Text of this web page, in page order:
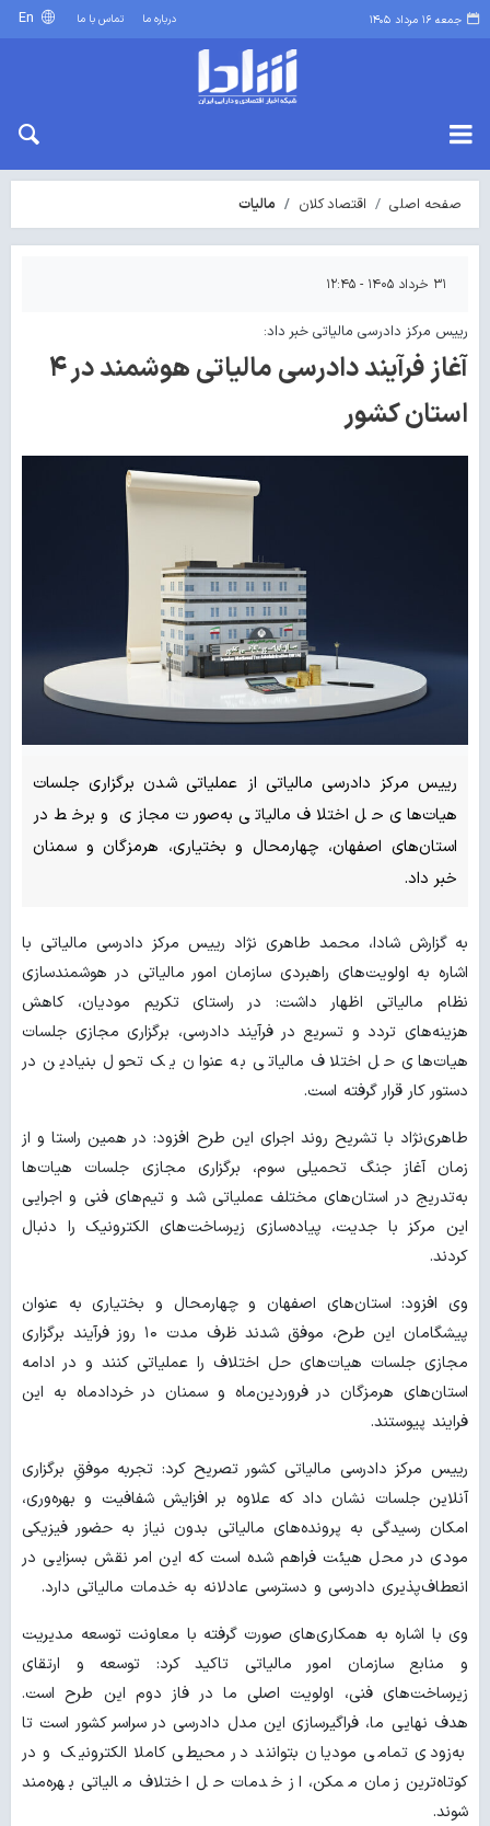
جمعه ۱۶ مرداد ۱۴۰۵ درباره ما تماس با ما
صفحه اصلی اقتصاد کلان مالیات
۳۱ خرداد ۱۴۰۵ - ۱۲:۴۵
رییس مرکز دادرسی مالیاتی خبر داد:
آغاز فرآیند دادرسی مالیاتی هوشمند در ۴
استان کشور
رییس مرکز دادرسی مالیاتی از عملیاتی شدن برگزاری جلسات
هیات‌های حل اختلاف مالیاتی به‌صورت مجازی و برخط در
استان‌های اصفهان، چهارمحال و بختیاری، هرمزگان و سمنان
خبر داد.
به گزارش شادا، محمد طاهری نژاد رییس مرکز دادرسی مالیاتی با
اشاره به اولویت‌های راهبردی سازمان امور مالیاتی در هوشمندسازی
نظام مالیاتی اظهار داشت: در راستای تکریم مودیان، کاهش
هزینه‌های تردد و تسریع در فرآیند دادرسی، برگزاری مجازی جلسات
هیات‌های حل اختلاف مالیاتی به عنوان یک تحول بنیادین در
دستور کار قرار گرفته است.
طاهری‌نژاد با تشریح روند اجرای این طرح افزود: در همین راستا و از
زمان آغاز جنگ تحمیلی سوم، برگزاری مجازی جلسات هیات‌ها
به‌تدریج در استان‌های مختلف عملیاتی شد و تیم‌های فنی و اجرایی
این مرکز با جدیت، پیاده‌سازی زیرساخت‌های الکترونیک را دنبال
کردند.
وی افزود: استان‌های اصفهان و چهارمحال و بختیاری به عنوان
پیشگامان این طرح، موفق شدند ظرف مدت ۱۰ روز فرآیند برگزاری
مجازی جلسات هیات‌های حل اختلاف را عملیاتی کنند و در ادامه
استان‌های هرمزگان در فروردین‌ماه و سمنان در خردادماه به این
فرایند پیوستند.
رییس مرکز دادرسی مالیاتی کشور تصریح کرد: تجربه موفقِ برگزاری
آنلاین جلسات نشان داد که علاوه بر افزایش شفافیت و بهره‌وری،
امکان رسیدگی به پرونده‌های مالیاتی بدون نیاز به حضور فیزیکی
مودی در محل هیئت فراهم شده است که این امر نقش بسزایی در
انعطاف‌پذیری دادرسی و دسترسی عادلانه به خدمات مالیاتی دارد.
وی با اشاره به همکاری‌های صورت گرفته با معاونت توسعه مدیریت
و منابع سازمان امور مالیاتی تاکید کرد: توسعه و ارتقای
زیرساخت‌های فنی، اولویت اصلی ما در فاز دوم این طرح است.
هدف نهایی ما، فراگیرسازی این مدل دادرسی در سراسر کشور است تا
به‌زودی تمامی مودیان بتوانند در محیطی کاملا الکترونیک و در
کوتاه‌ترین زمان ممکن، از خدمات حل اختلاف مالیاتی بهره‌مند
شوند.